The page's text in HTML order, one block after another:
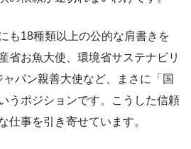
も18種類以上の公的な肩書きを
省お魚大使、環境省サステナビリ
パン親善大使など、まさに「国
うポジションです。こうした信頼
仕事を引き寄せています。